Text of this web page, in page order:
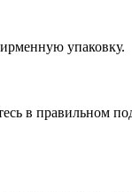
упаковку.
в правильном